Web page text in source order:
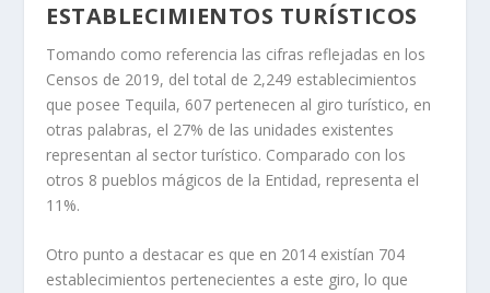
ESTABLECIMIENTOS TURÍSTICOS
Tomando como referencia las cifras reflejadas en los
Censos de 2019, del total de 2,249 establecimientos
que posee Tequila, 607 pertenecen al giro turístico, en
otras palabras, el 27% de las unidades existentes
representan al sector turístico. Comparado con los
otros 8 pueblos mágicos de la Entidad, representa el
11%.
Otro punto a destacar es que en 2014 existían 704
establecimientos pertenecientes a este giro, lo que